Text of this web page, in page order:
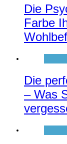
Die
Farbe
Die
– Was